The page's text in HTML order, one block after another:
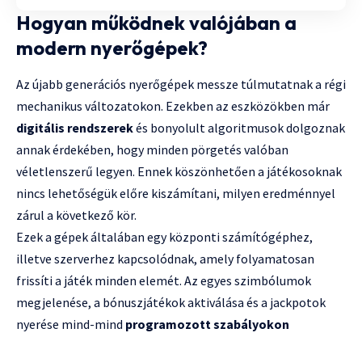
Hogyan működnek valójában a
modern nyerőgépek?
Az újabb generációs nyerőgépek messze túlmutatnak a régi
mechanikus változatokon. Ezekben az eszközökben már
digitális rendszerekés bonyolult algoritmusok dolgoznak
annak érdekében, hogy minden pörgetés valóban
véletlenszerű legyen. Ennek köszönhetően a játékosoknak
nincs lehetőségük előre kiszámítani, milyen eredménnyel
zárul a következő kör.
Ezek a gépek általában egy központi számítógéphez,
illetve szerverhez kapcsolódnak, amely folyamatosan
frissíti a játék minden elemét. Az egyes szimbólumok
megjelenése, a bónuszjátékok aktiválása és a jackpotok
nyerése mind-mind programozott szabályokon